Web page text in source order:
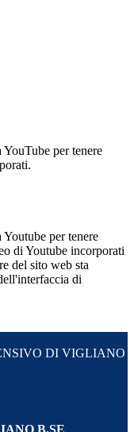
per tenere
per tenere
di Youtube incorporati
del sito web sta
di
DI VIGLIANO
B.SE